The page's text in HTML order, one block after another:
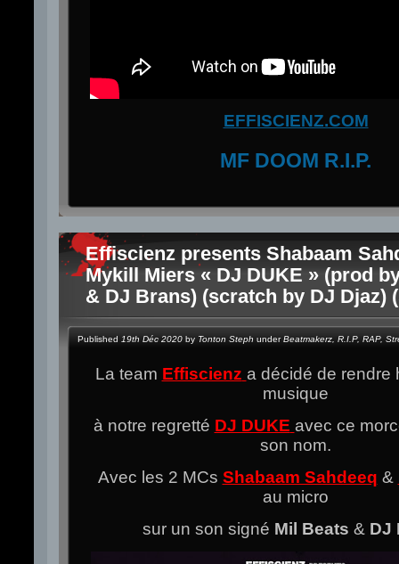
EFFISCIENZ.COM
MF DOOM R.I.P.
Effiscienz presents Shabaam
Mykill Miers « DJ DUKE » (prod
& DJ Brans) (scratch by DJ Djaz)
Published 19th Déc 2020 by Tonton Steph underBeatmakerz R.I.P, RAP,
La team Effiscienz a décidé de rendre
musique
à notre regretté DJ DUKE avec ce
son nom.
Avec les 2 MCs Shabaam Sahdeeq &
au micro
sur un son signé Mil Beats & DJ